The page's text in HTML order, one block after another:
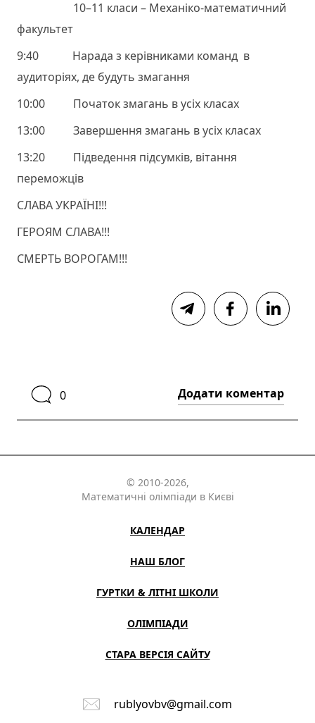
10–11 класи – Механіко-математичний
факультет
9:40 Нарада з керівниками команд в
аудиторіях, де будуть змагання
10:00 Початок змагань в усіх класах
13:00 Завершення змагань в усіх класах
13:20 Підведення підсумків, вітання
переможців
СЛАВА УКРАЇНІ!!!
ГЕРОЯМ СЛАВА!!!
СМЕРТЬ ВОРОГАМ!!!
0 Додати коментар
© 2010-2026,
Математичні олімпіади в Києві
КАЛЕНДАР
НАШ БЛОГ
ГУРТКИ & ЛІТНІ ШКОЛИ
ОЛІМПІАДИ
СТАРА ВЕРСІЯ САЙТУ
rublyovbv@gmail.com